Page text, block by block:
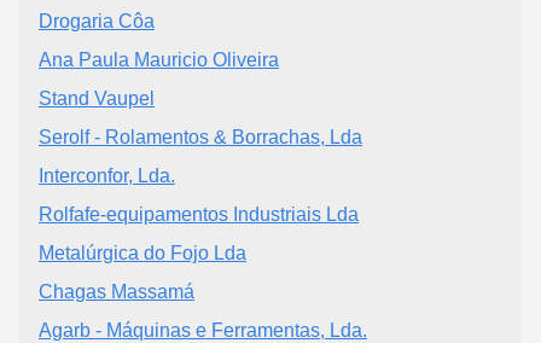
Drogaria Côa
Ana Paula Mauricio Oliveira
Stand Vaupel
Serolf - Rolamentos & Borrachas, Lda
Interconfor, Lda.
Rolfafe-equipamentos Industriais Lda
Metalúrgica do Fojo Lda
Chagas Massamá
Agarb - Máquinas e Ferramentas, Lda.